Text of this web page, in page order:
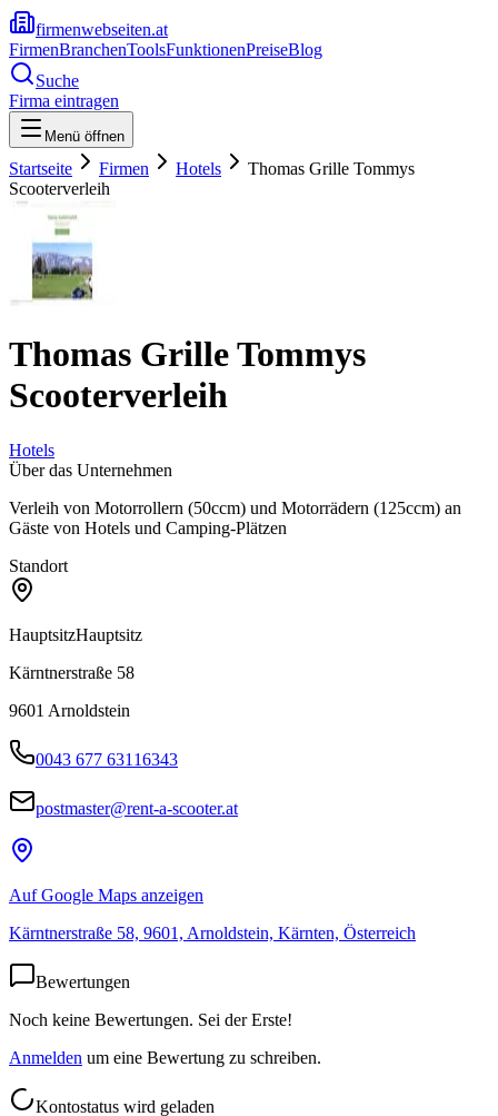
firmenwebseiten.at
FirmenBranchenToolsFunktionenPreiseBlog
Suche
Firma eintragen
Menü öffnen
Startseite Firmen Hotels
Thomas Grille Tommys
Scooterverleih
Thomas Grille Tommys
Scooterverleih
Hotels
Über das Unternehmen
Verleih von Motorrollern (50ccm) und Motorrädern (125ccm) an
Gäste von Hotels und Camping-Plätzen
Standort
HauptsitzHauptsitz
Kärntnerstraße 58
9601 Arnoldstein
0043 677 63116343
postmaster@rent-a-scooter.at
Auf Google Maps anzeigen
Kärntnerstraße 58, 9601, Arnoldstein, Kärnten, Österreich
Bewertungen
Noch keine Bewertungen. Sei der Erste!
Anmelden um eine Bewertung zu schreiben.
Kontostatus wird geladen